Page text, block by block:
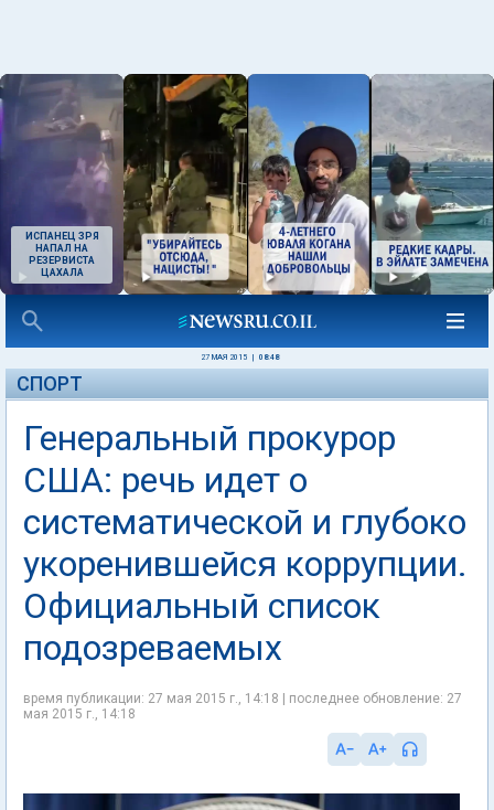
ИСПАНЕЦ ЗРЯ
НАПАЛ НА
РЕЗЕРВИСТА
ЦАХАЛА
27 МАЯ 2015 08:48
СПОРТ
Генеральный прокурор
США: речь идет о
систематической и глубоко
укоренившейся коррупции.
Официальный список
подозреваемых
время публикации: 27 мая 2015 г., 14:18 | последнее обновление: 27
мая 2015 г., 14:18